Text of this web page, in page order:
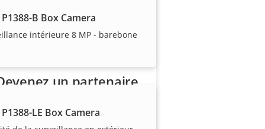
P1388-B Box Camera
intérieure 8 MP - barebone
P1388-LE Box Camera
un partenaire
êtes un revendeur, un